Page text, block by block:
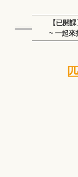
【已開
~ 一起來